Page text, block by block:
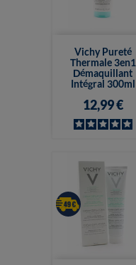
Vichy Pureté
Thermale 3en1
Démaquillant
Intégral 300ml
12,99 €